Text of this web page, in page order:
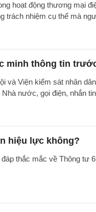
hoạt động thương mại
trách nhiệm cụ thể mà
minh thông tin
và Viện kiểm sát nhân
nước, gọi điện, nhắn
hiệu lực không?
thắc mắc về Thông tư